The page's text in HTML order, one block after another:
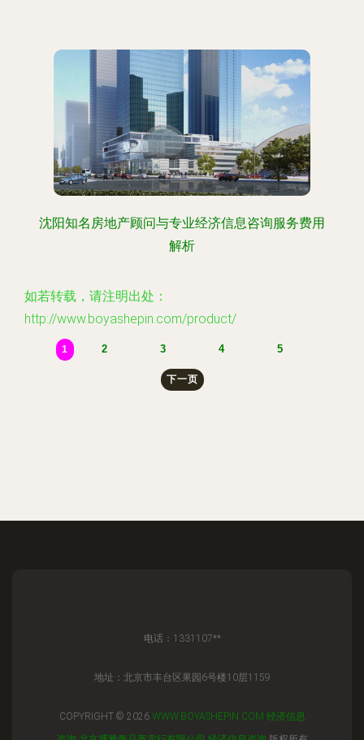
沈阳知名房地产顾问与专业经济信息咨询服务费用
解析
如若转载，请注明出处：
http://www.boyashepin.com/product/
1 2 3 4 5
下一页
电话：1331107**
地址：北京市丰台区果园6号楼10层1159
COPYRIGHT © 2026 WWW.BOYASHEPIN.COM 经济信息